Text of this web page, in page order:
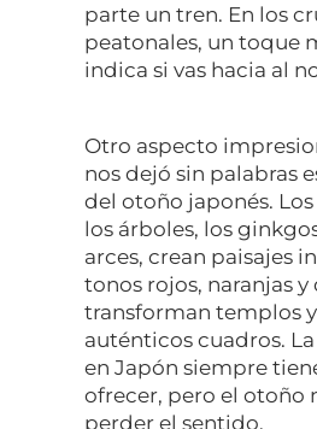
parte un tren. En los
peatonales, un toque
indica si vas hacia al
Otro aspecto
nos dejó sin palabras
del otoño japonés.
los árboles, los
arces, crean paisajes
tonos rojos, naranjas
transforman templos
auténticos cuadros.
en Japón siempre
ofrecer, pero el otoño
perder el sentido.